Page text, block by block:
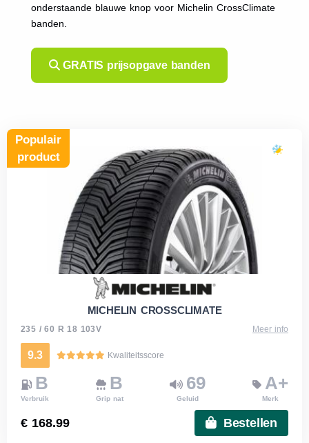
onderstaande blauwe knop voor Michelin CrossClimate
banden.
GRATIS prijsopgave banden
Populair
product
MICHELIN CROSSCLIMATE
235 / 60 R 18 103V Meer info
9.3 Kwaliteitsscore
B
Verbruik
B
Grip nat
69
Geluid
A+
Merk
€ 168.99 Bestellen